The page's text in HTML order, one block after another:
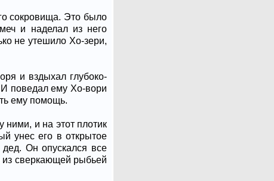
сокровища. Это было
и наделал из него
не утешило Хо-зери,
и вздыхал глубоко-
И поведал ему Хо-вори
ему помощь.
ними, и на этот плотик
унес его в открытое
дед. Он опускался все
из сверкающей рыбьей